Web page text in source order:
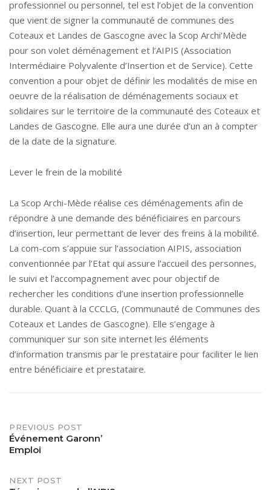
professionnel ou personnel, tel est l’objet de la convention
que vient de signer la communauté de communes des
Coteaux et Landes de Gascogne avec la Scop Archi’Mède
pour son volet déménagement et l’AIPIS (Association
Intermédiaire Polyvalente d’Insertion et de Service). Cette
convention a pour objet de définir les modalités de mise en
oeuvre de la réalisation de déménagements sociaux et
solidaires sur le territoire de la communauté des Coteaux et
Landes de Gascogne. Elle aura une durée d’un an à compter
de la date de la signature.
Lever le frein de la mobilité
La Scop Archi-Mède réalise ces déménagements afin de
répondre à une demande des bénéficiaires en parcours
d’insertion, leur permettant de lever des freins à la mobilité.
La com-com s’appuie sur l’association AIPIS, association
conventionnée par l’Etat qui assure l’accueil des personnes,
le suivi et l’accompagnement avec pour objectif de
rechercher les conditions d’une insertion professionnelle
durable. Quant à la CCCLG, (Communauté de Communes des
Coteaux et Landes de Gascogne). Elle s’engage à
communiquer sur son site internet les éléments
d’information transmis par le prestataire pour faciliter le lien
entre bénéficiaire et prestataire.
Post
navigation
PREVIOUS POST
Événement Garonn’
Emploi
NEXT POST